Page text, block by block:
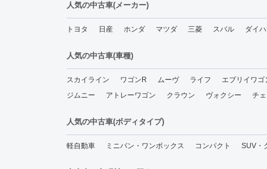
人気の中古車(メーカー)
トヨタ 日産 ホンダ マツダ 三菱 スバル ダイ
人気の中古車(車種)
スカイライン ワゴンR ムーヴ ライフ エブリイワゴ
ジムニー
アトレーワゴン クラウン ヴォクシー チ
人気の中古車(ボディタイプ)
軽自動車 ミニバン・ワンボックス コンパクト SUV・